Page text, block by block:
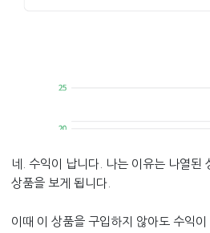
네. 수익이 납니다. 나는 이유는 나열된
상품을 보게 됩니다.
이때 이 상품을 구입하지 않아도 수익